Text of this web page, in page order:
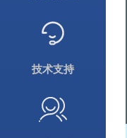
技术支持